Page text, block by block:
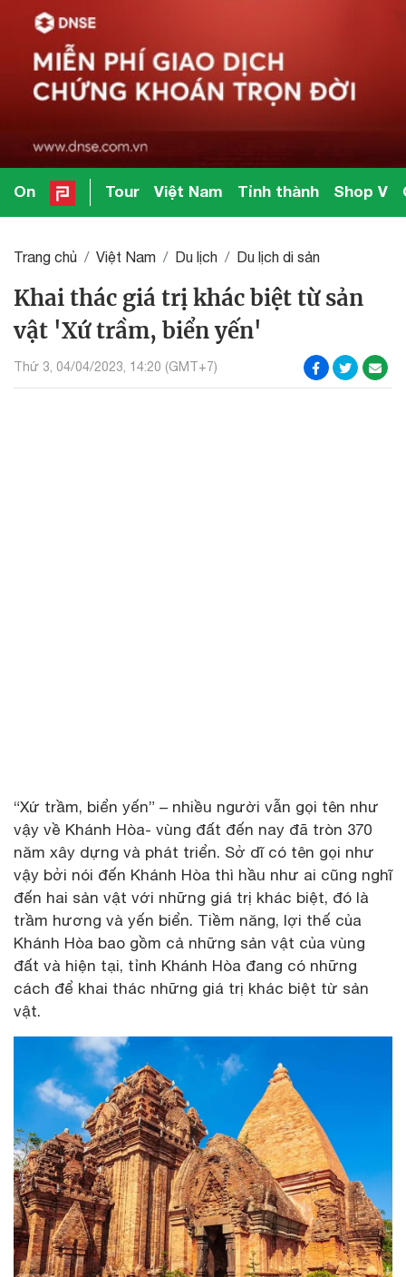
On Tour Việt Nam Tỉnh thành Shop V
Trang chủ Việt Nam Du lịch Du lịch di sản
Khai thác giá trị khác biệt từ sản
vật 'Xứ trầm, biển yến'
Thứ 3, 04/04/2023, 14:20 (GMT+7)
“Xứ trầm, biển yến” – nhiều người vẫn gọi tên như
vậy về Khánh Hòa- vùng đất đến nay đã tròn 370
năm xây dựng và phát triển. Sở dĩ có tên gọi như
vậy bởi nói đến Khánh Hòa thì hầu như ai cũng nghĩ
đến hai sản vật với những giá trị khác biệt, đó là
trầm hương và yến biển. Tiềm năng, lợi thế của
Khánh Hòa bao gồm cả những sản vật của vùng
đất và hiện tại, tỉnh Khánh Hòa đang có những
cách để khai thác những giá trị khác biệt từ sản
vật.